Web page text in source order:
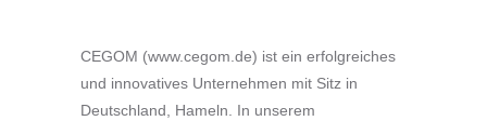
CEGOM (www.cegom.de) ist ein erfolgreiches
und innovatives Unternehmen mit Sitz in
Deutschland, Hameln. In unserem